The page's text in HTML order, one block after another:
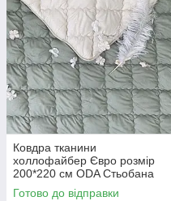
Ковдра тканини
холлофайбер Євро розмір
200*220 см ODA Стьобана
ковдра
Готово до відправки